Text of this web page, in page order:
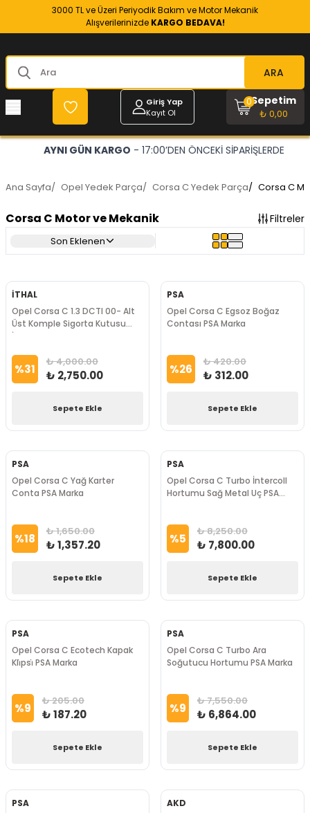
3000 TL ve Üzeri Periyodik Bakım ve Motor Mekanik
Alışverilerinizde KARGO BEDAVA!
ARA
Giriş Yap
Kayıt Ol
Sepetim
₺ 0,00
0
OPEL VE CHEVROLET- RESMİ YEDEK PARÇACINIZ
Ana Sayfa/ Opel Yedek Parça/ Corsa C Yedek Parça/ Corsa C
Corsa C Motor ve Mekanik Filtreler
Son Eklenen
İTHAL
Opel Corsa C 1.3 DCTI 00- Alt
Üst Komple Sigorta Kutusu
İthal Marka
%31 ₺ 4,000.00
₺ 2,750.00
Sepete Ekle
PSA
Opel Corsa C Egsoz Boğaz
Contası PSA Marka
%26 ₺ 420.00
₺ 312.00
Sepete Ekle
PSA
Opel Corsa C Yağ Karter
Conta PSA Marka
%18 ₺ 1,650.00
₺ 1,357.20
Sepete Ekle
PSA
Opel Corsa C Turbo İntercoll
Hortumu Sağ Metal Uç PSA
%5 ₺ 8,250.00
₺ 7,800.00
Sepete Ekle
PSA
Opel Corsa C Ecotech Kapak
Kli̇psi̇ PSA Marka
%9 ₺ 205.00
₺ 187.20
Sepete Ekle
PSA
Opel Corsa C Turbo Ara
Soğutucu Hortumu PSA Marka
%9 ₺ 7,550.00
₺ 6,864.00
Sepete Ekle
PSA
AKD